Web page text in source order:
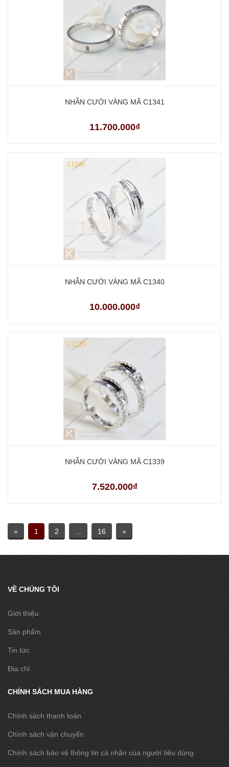
NHẪN CƯỚI VÀNG MÃ C1341
11.700.000₫
NHẪN CƯỚI VÀNG MÃ C1340
10.000.000₫
NHẪN CƯỚI VÀNG MÃ C1339
7.520.000₫
« 1 2 16 »
VỀ CHÚNG TÔI
Giới thiệu
Sản phẩm
Tin tức
Địa chỉ
CHÍNH SÁCH MUA HÀNG
Chính sách thanh toán
Chính sách vận chuyển
Chính sách bảo vệ thông tin cá nhân của người tiêu dùng